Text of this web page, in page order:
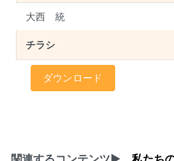
大西 統
チラシ
ダウンロード